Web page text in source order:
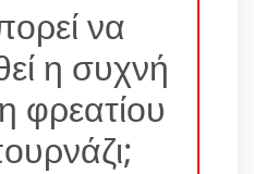
να
η συχνή
φρεατίου